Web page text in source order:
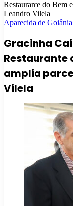
Restaurante do Bem
Leandro Vilela
Aparecida de Goiânia
Gracinha
Restaurante
amplia
Vilela